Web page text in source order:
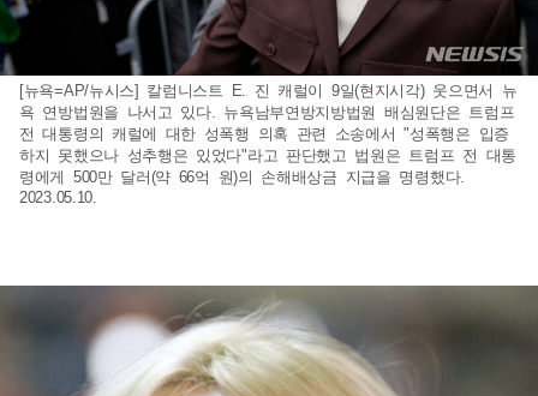
[뉴욕=AP/뉴시스] 칼럼니스트 E. 진 캐럴이 9일(현지시각) 웃으면서 뉴
욕 연방법원을 나서고 있다. 뉴욕남부연방지방법원 배심원단은 트럼프
전 대통령의 캐럴에 대한 성폭행 의혹 관련 소송에서 "성폭행은 입증
하지 못했으나 성추행은 있었다"라고 판단했고 법원은 트럼프 전 대통
령에게 500만 달러(약 66억 원)의 손해배상금 지급을 명령했다.
2023.05.10.